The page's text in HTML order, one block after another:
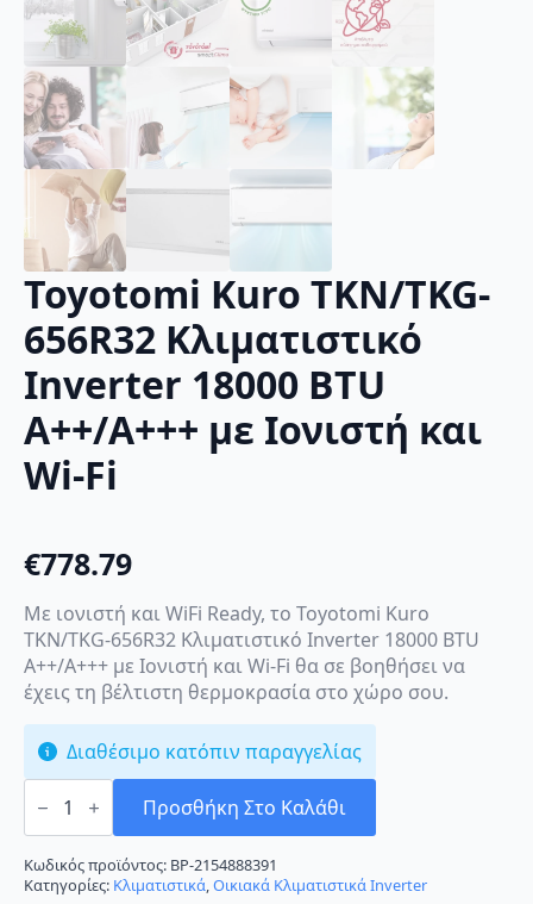
Toyotomi Kuro TKN/TKG-
656R32 Κλιματιστικό
Inverter 18000 BTU
A++/A+++ με Ιονιστή και
Wi-Fi
€778.79
Με ιονιστή και WiFi Ready, το Toyotomi Kuro
TKN/TKG-656R32 Κλιματιστικό Inverter 18000 BTU
A++/A+++ με Ιονιστή και Wi-Fi θα σε βοηθήσει να
έχεις τη βέλτιστη θερμοκρασία στο χώρο σου.
Διαθέσιμο κατόπιν παραγγελίας
Toyotomi
Kuro
656R32
Κλιματιστικό
Inverter
Προσθήκη Στο Καλάθι
Κωδικός προϊόντος: BP-2154888391
Κατηγορίες: Κλιματιστικά,Οικιακά Κλιματιστικά Inverter